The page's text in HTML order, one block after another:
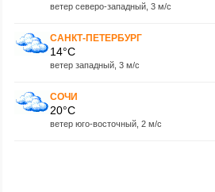
ветер северо-западный, 3 м/с
САНКТ-ПЕТЕРБУРГ
14°C
ветер западный, 3 м/с
СОЧИ
20°C
ветер юго-восточный, 2 м/с